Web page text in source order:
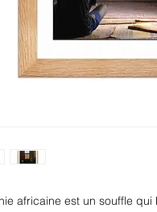
africaine est un souffle